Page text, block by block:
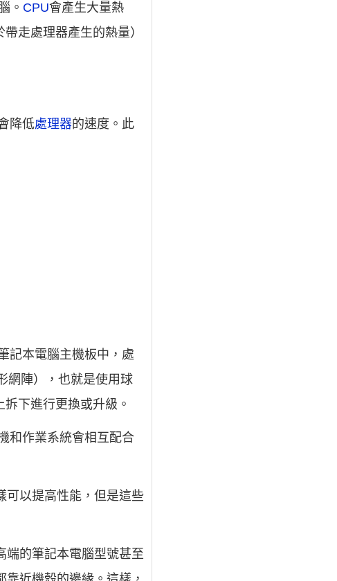
。 CPU會產生大量熱
走處理器產生的熱量）
降低處理器的速度。此
記本電腦主機板中，處
網陣），也就是使用球
拆下進行更換或升級。
和作業系統會相互配合
可以提高性能，但是這些
端的筆記本電腦型號甚至